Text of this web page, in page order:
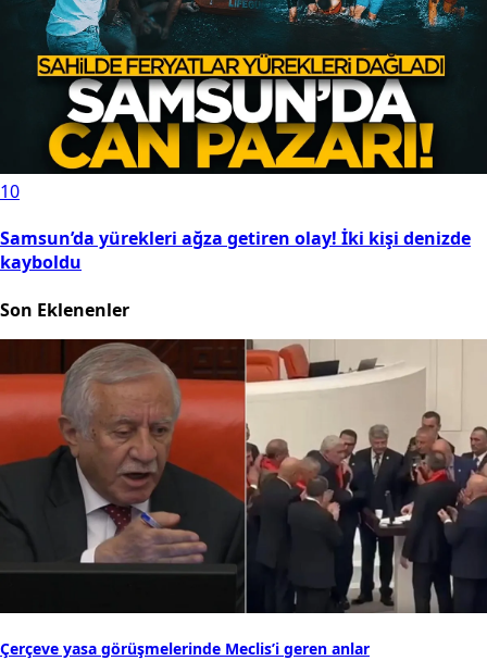
10
Samsun’da yürekleri ağza getiren olay! İki kişi denizde
kayboldu
Son Eklenenler
Çerçeve yasa görüşmelerinde Meclis’i geren anlar